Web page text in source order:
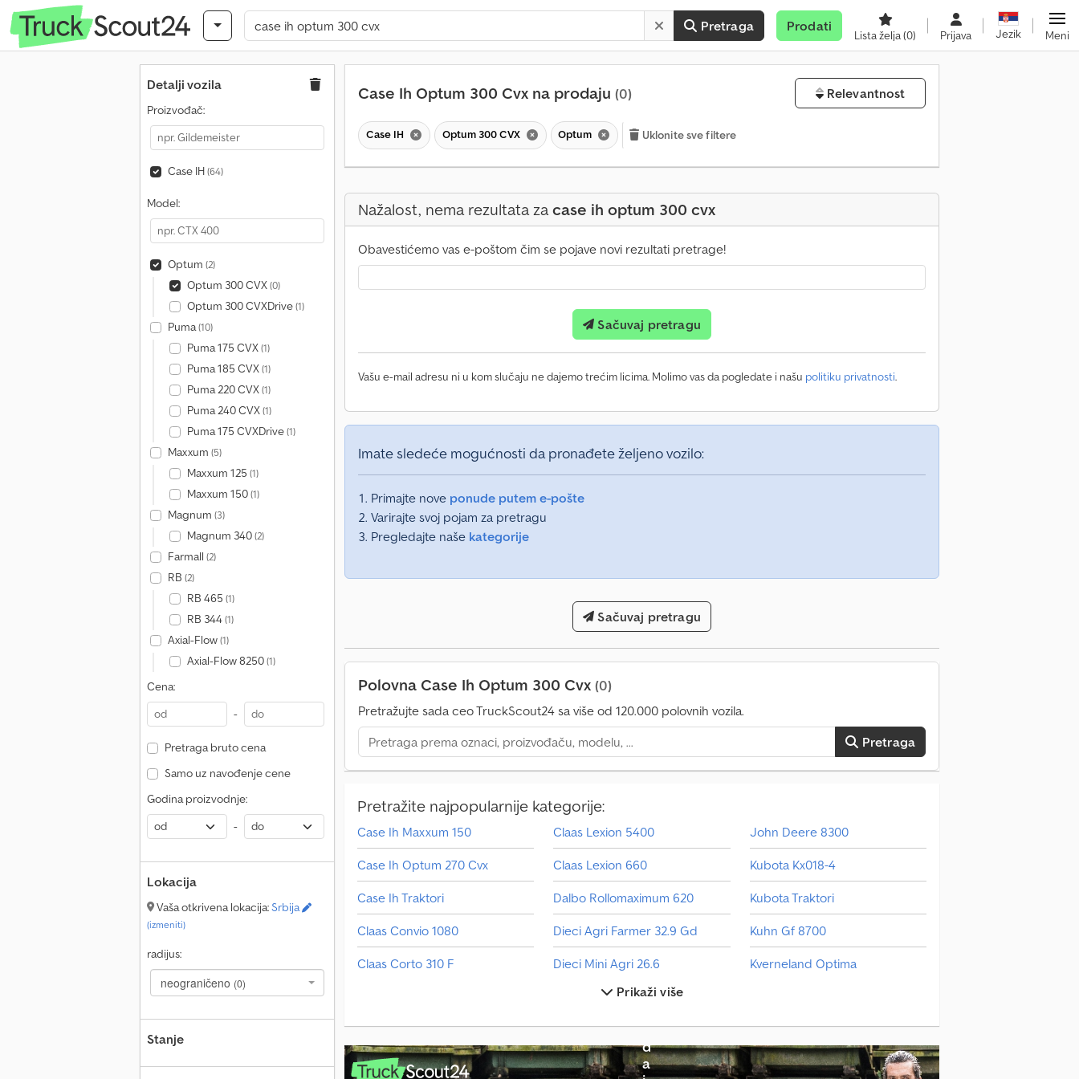
Pretraga Prodati
Lista želja(0) Prijava Jezik Meni
Detalji vozila
Proizvođač:
Case IH(64)
Model:
Optum (2)
Optum 300 CVX(0)
Optum 300 CVXDrive(1)
Puma(10)
Puma 175 CVX(1)
Puma 185 CVX(1)
Puma 220 CVX(1)
Puma 240 CVX(1)
Puma 175 CVXDrive(1)
Maxxum (5)
Maxxum 125 (1)
Maxxum 150(1)
Magnum (3)
Magnum 340(2)
Farmall (2)
RB (2)
RB 465 (1)
RB 344(1)
Axial-Flow(1)
Axial-Flow 8250(1)
Cena:
-
Pretraga bruto cena
Samo uz navođenje cene
Godina proizvodnje:
-
Lokacija
Vaša otkrivena lokacija:Srbija
(izmeniti)
radijus:
neograničeno (0)
Stanje
Case Ih Optum 300 Cvx na prodaju (0) Relevantnost
Case IH Optum 300 CVX Optum Uklonite sve filtere
Nažalost, nema rezultata zacase ih optum 300 cvx
Obavestićemo vas e-poštom čim se pojave novi rezultati pretrage!
Sačuvaj pretragu
Vašu e-mail adresu ni u kom slučaju ne dajemo trećim licima. Molimo vas da pogledate i našu politiku privatnosti.
Imate sledeće mogućnosti da pronađete željeno vozilo:
Primajte nove ponude putem e-pošte
Varirajte svoj pojam za pretragu
Pregledajte naše kategorije
Sačuvaj pretragu
Polovna Case Ih Optum 300 Cvx (0)
Pretražujte sada ceo TruckScout24 sa više od 120.000 polovnih vozila.
Pretraga
Pretražite najpopularnije kategorije:
Case Ih Maxxum 150
Case Ih Optum 270 Cvx
Case Ih Traktori
Claas Convio 1080
Claas Corto 310 F
Claas Jaguar 950
Claas Jaguar 960
Claas Lexion 5400
Claas Lexion 660
Dalbo Rollomaximum 620
Dieci Agri Farmer 32.9 Gd
Dieci Mini Agri 26.6
Fendt Rotana 180 V Xtra
Jcb 220X Lc
John Deere 6130R
John Deere 8300
Kubota Kx018-4
Kubota Traktori
Kuhn Gf 8700
Kverneland Optima
Pöttinger Servo 45 M Nova
Prikaži više
V
o
z
i
l
o
n
p
o
d
a